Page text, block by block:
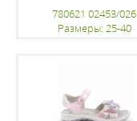
780621 02453/026
Размеры: 25-40